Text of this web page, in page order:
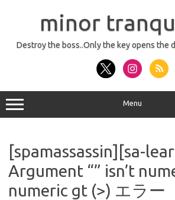
minor
Destroy the boss..Only the key opens the
Menu
[spamassassin][sa-
Argument “” isn’t
numeric gt (>) エラー